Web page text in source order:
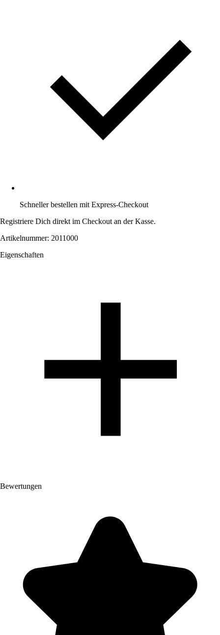
Schneller bestellen mit Express-Checkout
Registriere Dich direkt im Checkout an der Kasse.
Artikelnummer: 2011000
Eigenschaften
Bewertungen